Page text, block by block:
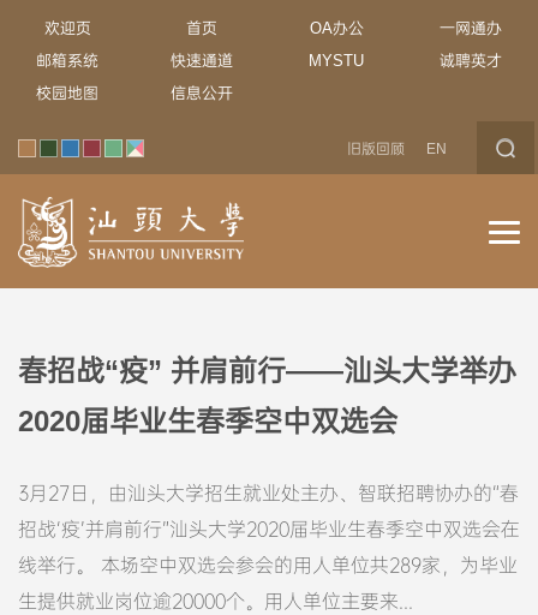
欢迎页 首页 OA办公
一网通办
邮箱系统
快速通道 MYSTU
诚聘英才
校园地图
信息公开
旧版回顾 EN
春招战“疫” 并肩前行——汕头大学举办
2020届毕业生春季空中双选会
3月27日，由汕头大学招生就业处主办、智联招聘协办的“春
招战‘疫’并肩前行”汕头大学2020届毕业生春季空中双选会在
线举行。 本场空中双选会参会的用人单位共289家，为毕业
生提供就业岗位逾20000个。用人单位主要来...